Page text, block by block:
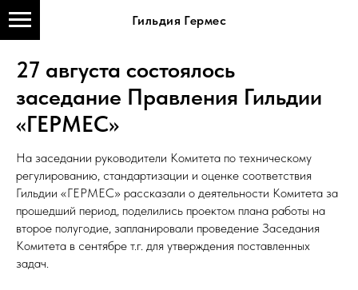
Гильдия Гермес
27 августа состоялось
заседание Правления Гильдии
«ГЕРМЕС»
На заседании руководители Комитета по техническому
регулированию, стандартизации и оценке соответствия
Гильдии «ГЕРМЕС» рассказали о деятельности Комитета за
прошедший период, поделились проектом плана работы на
второе полугодие, запланировали проведение Заседания
Комитета в сентябре т.г. для утверждения поставленных
задач.